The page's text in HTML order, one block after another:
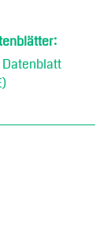
Datenblatt